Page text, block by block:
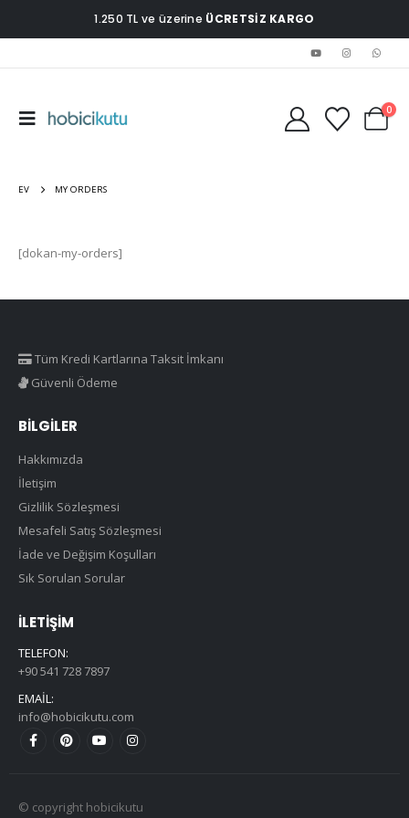
1.250 TL ve üzerine ÜCRETSİZ KARGO
0
EV MY ORDERS
[dokan-my-orders]
Tüm Kredi Kartlarına Taksit İmkanı
Güvenli Ödeme
BILGILER
Hakkımızda
İletişim
Gizlilik Sözleşmesi
Mesafeli Satış Sözleşmesi
İade ve Değişim Koşulları
Sık Sorulan Sorular
İLETIŞIM
TELEFON:
+90 541 728 7897
EMAIL:
info@hobicikutu.com
© copyright hobicikutu